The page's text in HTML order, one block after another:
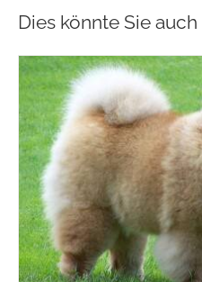
Dies könnte Sie